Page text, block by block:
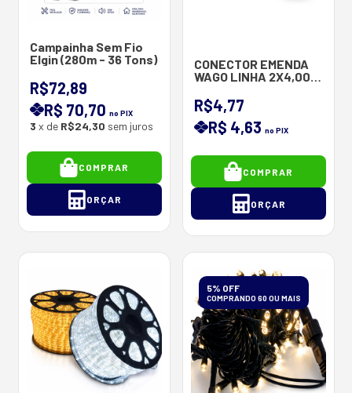
Campainha Sem Fio
Elgin (280m - 36 Tons)
R$72,89
R$ 70,70no PIX
3 x de R$24,30 sem juros
COMPRAR
ORÇAR
CONECTOR EMENDA
WAGO LINHA 2X4,00
R$4,77
R$ 4,63no PIX
COMPRAR
ORÇAR
5% OFF
COMPRANDO 60 OU MAIS